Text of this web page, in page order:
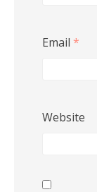
Email *
Website